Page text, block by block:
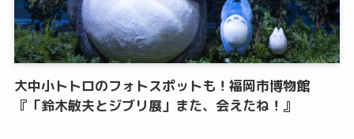
大中小トトロのフォトスポットも！福岡市博物館
『「鈴木敏夫とジブリ展」また、会えたね！』